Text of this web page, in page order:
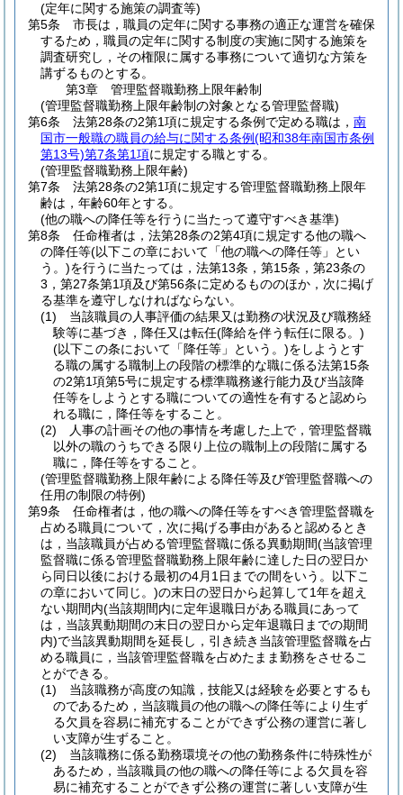
(定年に関する施策の調査等)
第5条
市長は，職員の定年に関する事務の適正な運営を確保
するため，職員の定年に関する制度の実施に関する施策を
調査研究し，その権限に属する事務について適切な方策を
講ずるものとする。
第3章
管理監督職勤務上限年齢制
(管理監督職勤務上限年齢制の対象となる管理監督職)
第6条
法第28条の2第1項に規定する条例で定める職は， 南
国市一般職の職員の給与に関する条例(昭和38年南国市条例
第13号)第7条第1項に規定する職とする。
(管理監督職勤務上限年齢)
第7条
法第28条の2第1項に規定する管理監督職勤務上限年
齢は，年齢60年とする。
(他の職への降任等を行うに当たって遵守すべき基準)
第8条
任命権者は，法第28条の2第4項に規定する他の職へ
の降任等(以下この章において「他の職への降任等」とい
う。)を行うに当たっては，法第13条，第15条，第23条の
3，第27条第1項及び第56条に定めるもののほか，次に掲げ
る基準を遵守しなければならない。
(1)
当該職員の人事評価の結果又は勤務の状況及び職務経
験等に基づき，降任又は転任(降給を伴う転任に限る。)
(以下この条において「降任等」という。)をしようとす
る職の属する職制上の段階の標準的な職に係る法第15条
の2第1項第5号に規定する標準職務遂行能力及び当該降
任等をしようとする職についての適性を有すると認めら
れる職に，降任等をすること。
(2)
人事の計画その他の事情を考慮した上で，管理監督職
以外の職のうちできる限り上位の職制上の段階に属する
職に，降任等をすること。
(管理監督職勤務上限年齢による降任等及び管理監督職への
任用の制限の特例)
第9条
任命権者は，他の職への降任等をすべき管理監督職を
占める職員について，次に掲げる事由があると認めるとき
は，当該職員が占める管理監督職に係る異動期間(当該管理
監督職に係る管理監督職勤務上限年齢に達した日の翌日か
ら同日以後における最初の4月1日までの間をいう。以下こ
の章において同じ。)の末日の翌日から起算して1年を超え
ない期間内(当該期間内に定年退職日がある職員にあって
は，当該異動期間の末日の翌日から定年退職日までの期間
内)で当該異動期間を延長し，引き続き当該管理監督職を占
める職員に，当該管理監督職を占めたまま勤務をさせるこ
とができる。
(1)
当該職務が高度の知識，技能又は経験を必要とするも
のであるため，当該職員の他の職への降任等により生ず
る欠員を容易に補充することができず公務の運営に著し
い支障が生ずること。
(2)
当該職務に係る勤務環境その他の勤務条件に特殊性が
あるため，当該職員の他の職への降任等による欠員を容
易に補充することができず公務の運営に著しい支障が生